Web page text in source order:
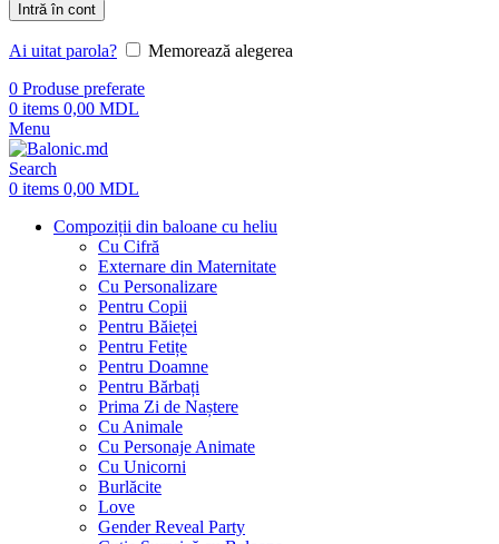
Intră în cont
Ai uitat parola?
Memorează alegerea
0 Produse preferate
0 items 0,00 MDL
Menu
Search
0 items 0,00 MDL
Compoziții din baloane cu heliu
Cu Cifră
Externare din Maternitate
Cu Personalizare
Pentru Copii
Pentru Băieței
Pentru Fetițe
Pentru Doamne
Pentru Bărbați
Prima Zi de Naștere
Cu Animale
Cu Personaje Animate
Cu Unicorni
Burlăcite
Love
Gender Reveal Party